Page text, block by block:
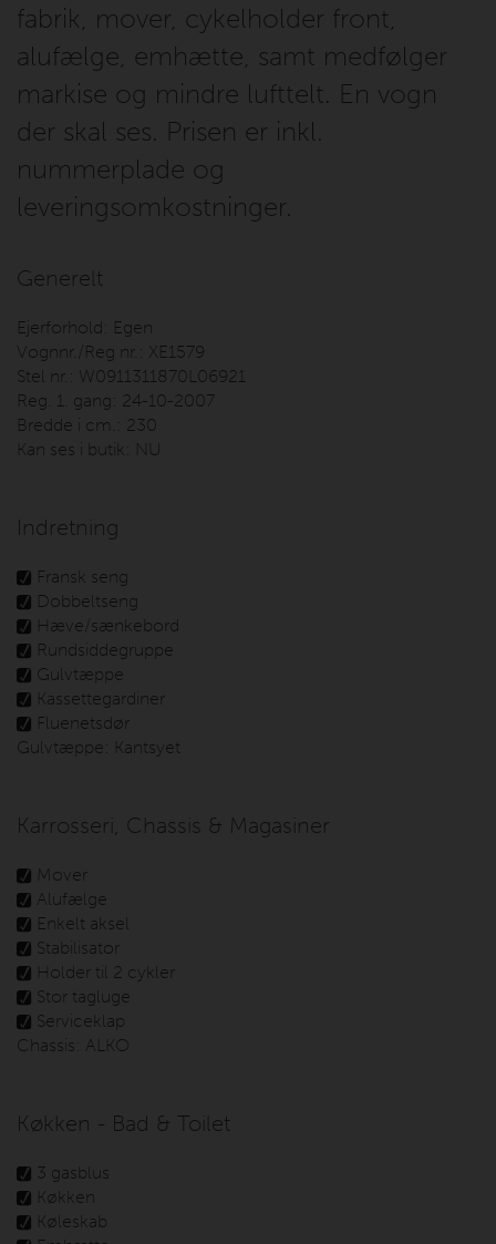
fabrik, mover, cykelholder front,
alufælge, emhætte, samt medfølger
markise og mindre lufttelt. En vogn
der skal ses. Prisen er inkl.
nummerplade og
leveringsomkostninger.
Generelt
Ejerforhold: Egen
Vognnr./Reg nr.: XE1579
Stel nr.:
W0911311870L06921
Reg. 1. gang: 24-10-2007
Bredde i cm.: 230
Kan ses i butik:
NU
Indretning
Fransk seng
Dobbeltseng
Hæve/sænkebord
Rundsiddegruppe
Gulvtæppe
Kassettegardiner
Fluenetsdør
Gulvtæppe: Kantsyet
Karrosseri, Chassis & Magasiner
Mover
Alufælge
Enkelt aksel
Stabilisator
Holder til 2 cykler
Stor tagluge
Serviceklap
Chassis: ALKO
Køkken - Bad & Toilet
3 gasblus
Køkken
Køleskab